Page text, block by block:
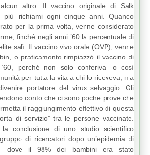
altro. Il vaccino originale di Salk
più richiami ogni cinque anni. Quando
per la prima volta, venne considerato
finché negli anni ’60 la percentuale di
salì. Il vaccino vivo orale (OVP), venne
e praticamente rimpiazzò il vaccino di
perché non solo conferiva, o così
per tutta la vita a chi lo riceveva, ma
portatore del virus selvaggio. Gli
conto che ci sono poche prove che
il raggiungimento effettivo di questa
di servizio” tra le persone vaccinate.
conclusione di uno studio scientifico
di ricercatori dopo un’epidemia di
dove il 98% dei bambini era stato